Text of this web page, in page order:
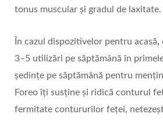
tonus muscular și gradul de laxitate.
În cazul dispozitivelor pentru acasă,
3–5 utilizări pe săptămână în
ședințe pe săptămână pentru
Foreo îți susține și ridică conturul
fermitate contururilor feței,